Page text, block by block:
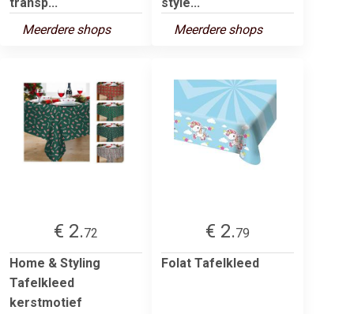
Meerdere shops
Meerdere shops
€ 2.72
Home & Styling
Tafelkleed
kerstmotief
€ 2.79
Folat Tafelkleed